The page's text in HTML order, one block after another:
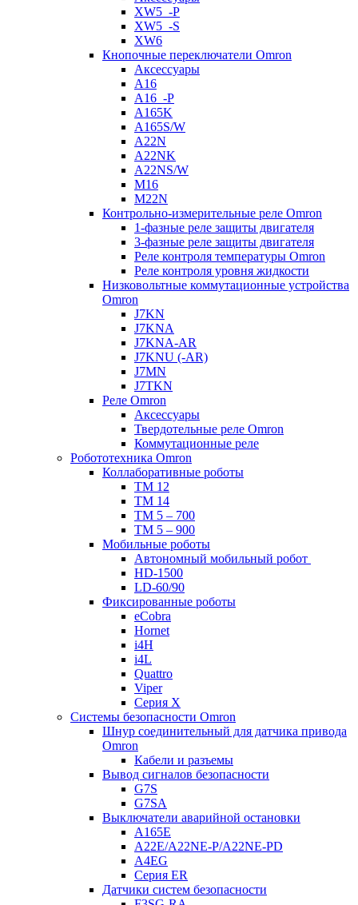
XW5_-P
XW5_-S
XW6
Кнопочные переключатели Omron
Аксессуары
A16
A16_-P
A165K
A165S/W
A22N
A22NK
A22NS/W
M16
M22N
Контрольно-измерительные реле Omron
1-фазные реле защиты двигателя
3-фазные реле защиты двигателя
Реле контроля температуры Omron
Реле контроля уровня жидкости
Низковольтные коммутационные устройства
Omron
J7KN
J7KNA
J7KNA-AR
J7KNU (-AR)
J7MN
J7TKN
Реле Omron
Аксессуары
Твердотельные реле Omron
Коммутационные реле
Робототехника Omron
Коллаборативные роботы
TM 12
TM 14
TM 5 – 700
TM 5 – 900
Мобильные роботы
Автономный мобильный робот
HD-1500
LD-60/90
Фиксированные роботы
eCobra
Hornet
i4H
i4L
Quattro
Viper
Серия X
Системы безопасности Omron
Шнур соединительный для датчика привода
Omron
Кабели и разъемы
Вывод сигналов безопасности
G7S
G7SA
Выключатели аварийной остановки
A165E
A22E/A22NE-P/A22NE-PD
A4EG
Серия ER
Датчики систем безопасности